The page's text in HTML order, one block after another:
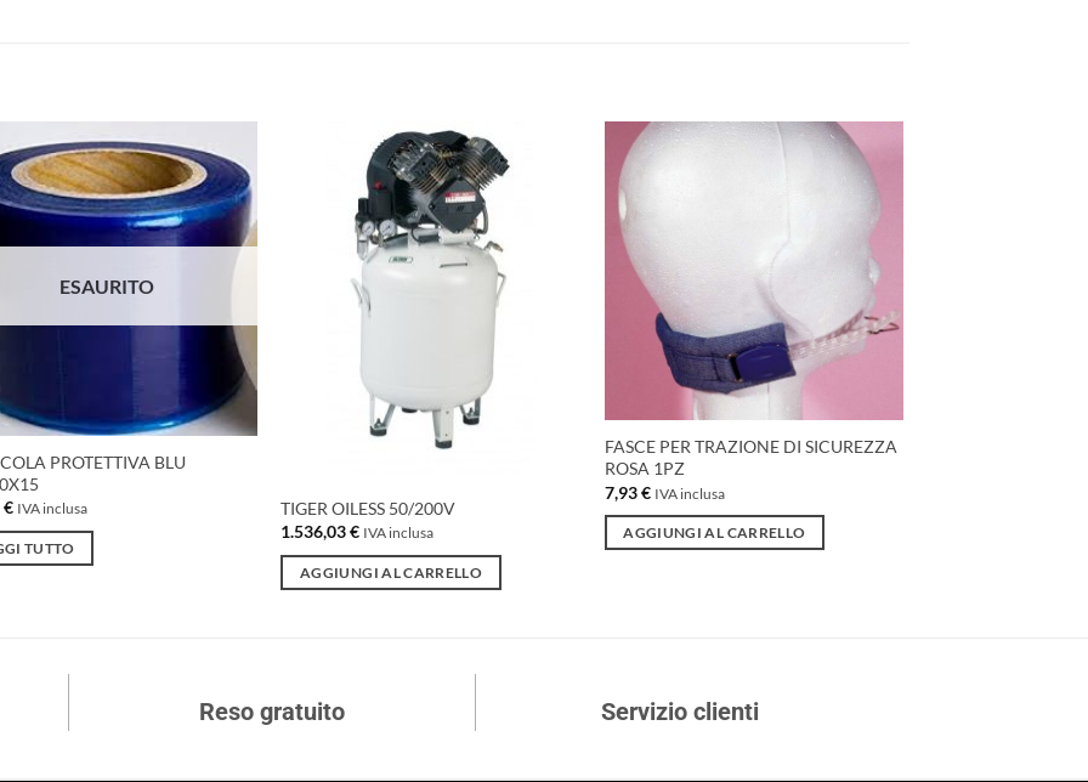
Aggiungi
alla lista
dei
ESAURITO
PROTETTIVA BLU
€ IVA inclusa
TUTTO
TIGER OILESS 50/200V
1.536,03€ IVA inclusa
AGGIUNGI AL CARRELLO
Aggiungi
FASCE PER TRAZIONE DI SICUREZZA
ROSA 1PZ
7,93€ IVA inclusa
AGGIUNGI AL CARRELLO
Reso gratuito Servizio clienti